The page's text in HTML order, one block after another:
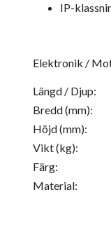
IP-
Elektronik /
Längd / Djup:
Bredd (mm):
Höjd (mm):
Vikt (kg):
Färg:
Material: